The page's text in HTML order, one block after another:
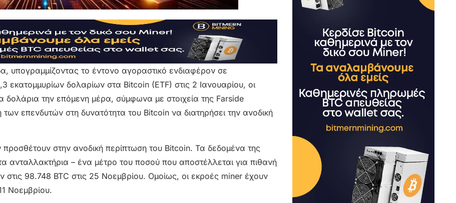
το έντονο αγοραστικό ενδιαφέρον σε
εκατομμυρίων δολαρίων στα Bitcoin (ETF) στις 2 Ιανουαρίου, οι
την επόμενη μέρα, σύμφωνα με στοιχεία της Farside
επενδυτών στη δυνατότητα του Bitcoin να διατηρήσει την ανοδική
στην ανοδική περίπτωση του Bitcoin. Τα δεδομένα της
ανταλλακτήρια – ένα μέτρο του ποσού που αποστέλλεται για πιθανή
98.748 BTC στις 25 Νοεμβρίου. Ομοίως, οι εκροές miner έχουν
Νοεμβρίου.